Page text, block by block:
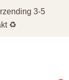
3-5
♻️